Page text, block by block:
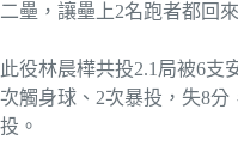
二壘，讓壘上2名跑者都回
此役林晨樺共投2.1局被6支
次觸身球、2次暴投，失8分
投。